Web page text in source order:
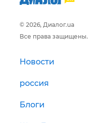
© 2026, Диалог.ua
Все права защищены.
Новости
россия
Блоги